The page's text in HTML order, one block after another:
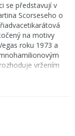
se představují v
Scorseseho o
na motivy
roku 1973 a
vržením